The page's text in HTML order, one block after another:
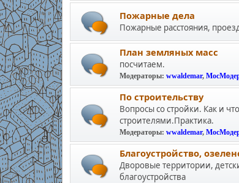
Пожарные дела
Пожарные расстояния,
План земляных масс
посчитаем.
Модераторы: wwaldemar,
По строительству
Вопросы со стройки. Как и
строителями.Практика.
Модераторы: wwaldemar,
Благоустройство,
Дворовые территории,
благоустройства